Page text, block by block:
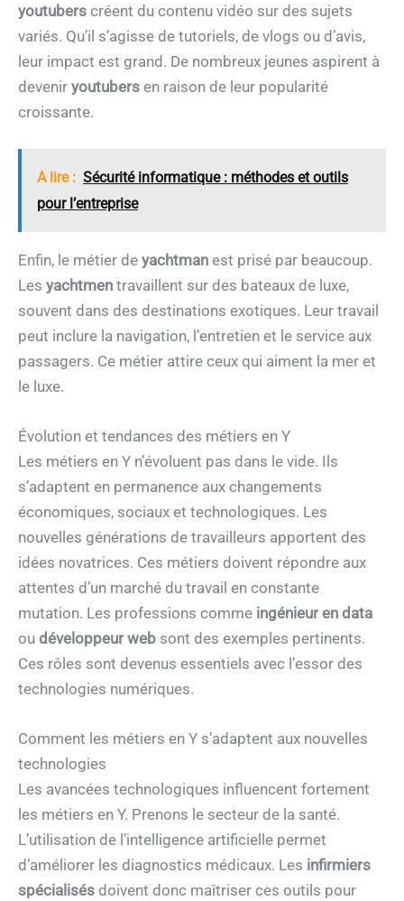
youtubers créent du contenu vidéo sur des sujets
variés. Qu’il s’agisse de tutoriels, de vlogs ou d’avis,
leur impact est grand. De nombreux jeunes aspirent à
devenir youtubers en raison de leur popularité
croissante.
A lire : Sécurité informatique : méthodes et outils
pour l’entreprise
Enfin, le métier de yachtman est prisé par beaucoup.
Les yachtmen travaillent sur des bateaux de luxe,
souvent dans des destinations exotiques. Leur travail
peut inclure la navigation, l’entretien et le service aux
passagers. Ce métier attire ceux qui aiment la mer et
le luxe.
Évolution et tendances des métiers en Y
Les métiers en Y n’évoluent pas dans le vide. Ils
s’adaptent en permanence aux changements
économiques, sociaux et technologiques. Les
nouvelles générations de travailleurs apportent des
idées novatrices. Ces métiers doivent répondre aux
attentes d’un marché du travail en constante
mutation. Les professions comme ingénieur en data
ou développeur web sont des exemples pertinents.
Ces rôles sont devenus essentiels avec l’essor des
technologies numériques.
Comment les métiers en Y s’adaptent aux nouvelles
technologies
Les avancées technologiques influencent fortement
les métiers en Y. Prenons le secteur de la santé.
L’utilisation de l’intelligence artificielle permet
d’améliorer les diagnostics médicaux. Les infirmiers
spécialisés doivent donc maîtriser ces outils pour